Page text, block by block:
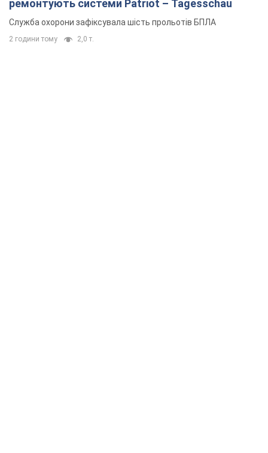
ремонтують системи Patriot – Tagesschau
Служба охорони зафіксувала шість прольотів БПЛА
2 години тому 2,0 т.